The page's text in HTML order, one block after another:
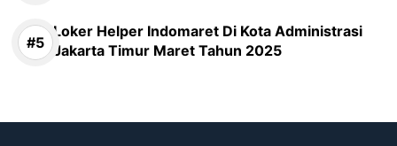
Loker Helper Indomaret Di Kota Administrasi
Jakarta Timur Maret Tahun 2025